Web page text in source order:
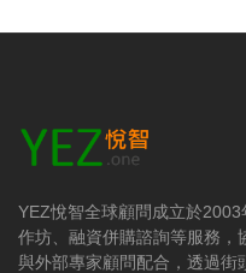
YEZ悅智全球顧問成立於
作坊、融資併購諮詢等服務，
與外部專家顧問配合，透過街